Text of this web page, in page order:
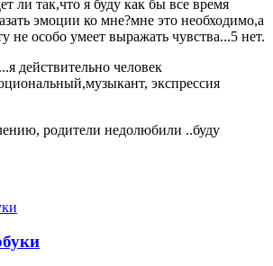
ли так,что я буду как бы все время
эмоции ко мне?мне это необходимо,а
не особо умеет выражать чувства...5 нет.
действительно человек
экспрессия
родители недолюбили ..буду